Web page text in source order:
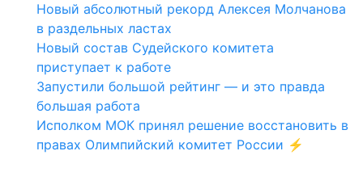
Новый абсолютный рекорд Алексея Молчанова
в раздельных ластах
Новый состав Судейского комитета
приступает к работе
Запустили большой рейтинг — и это правда
большая работа
Исполком МОК принял решение восстановить в
правах Олимпийский комитет России ⚡️